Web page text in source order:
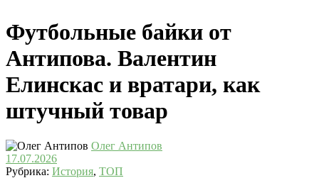
Футбольные байки от
Антипова. Валентин
Елинскас и вратари, как
штучный товар
Олег Антипов
17.07.2026
Рубрика: История, ТОП